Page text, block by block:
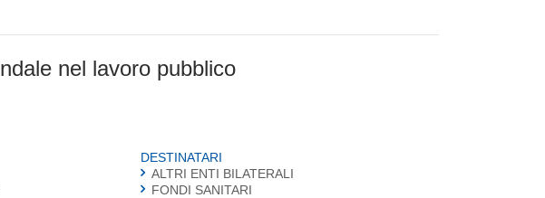
nel lavoro pubblico
DESTINATARI
ALTRI ENTI BILATERALI
FONDI SANITARI